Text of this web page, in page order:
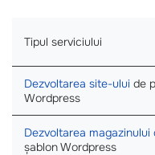
Tipul serviciului
Dezvoltarea site-ului de
Wordpress
Dezvoltarea magazinului
șablon Wordpress